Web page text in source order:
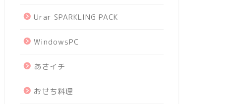
Urar SPARKLING PACK
WindowsPC
あさイチ
おせち料理